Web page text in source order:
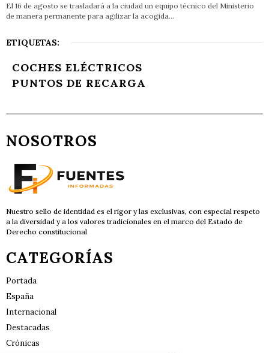
El 16 de agosto se trasladará a la ciudad un equipo técnico del Ministerio
de manera permanente para agilizar la acogida…
ETIQUETAS:
COCHES ELÉCTRICOS
PUNTOS DE RECARGA
NOSOTROS
Nuestro sello de identidad es el rigor y las exclusivas, con especial respeto
a la diversidad y a los valores tradicionales en el marco del Estado de
Derecho constitucional
CATEGORÍAS
Portada
España
Internacional
Destacadas
Crónicas